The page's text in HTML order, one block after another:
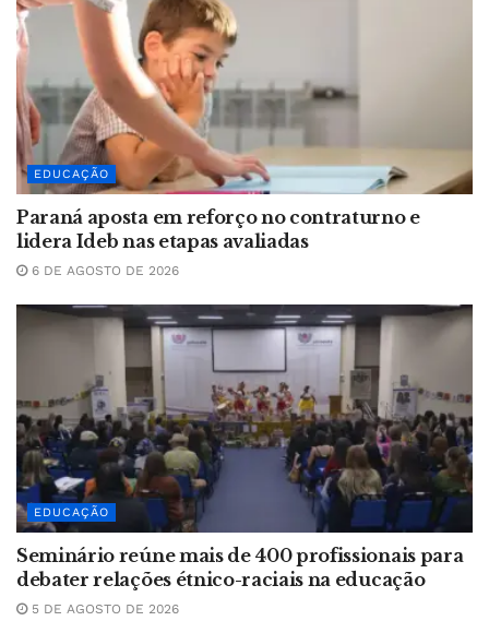
EDUCAÇÃO
Paraná aposta em reforço no contraturno e
lidera Ideb nas etapas avaliadas
6 DE AGOSTO DE 2026
EDUCAÇÃO
Seminário reúne mais de 400 profissionais para
debater relações étnico-raciais na educação
5 DE AGOSTO DE 2026